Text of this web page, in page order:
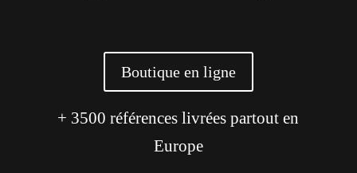
Boutique en ligne
+ 3500 références livrées partout en
Europe